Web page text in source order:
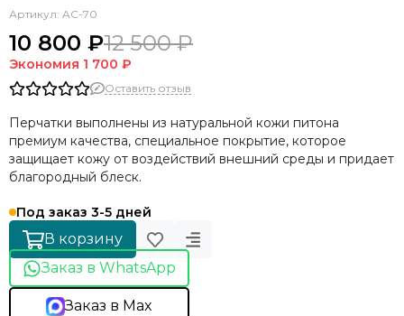
Артикул: AC-70
10 800 ₽12 500 ₽
Экономия 1 700 ₽
Оставить отзыв
Перчатки выполнены из натуральной кожи питона
премиум качества, специальное покрытие, которое
защищает кожу от воздействий внешний среды и придает
благородный блеск.
Под заказ 3-5 дней
В корзину
Заказ в WhatsApp
Заказ в Max